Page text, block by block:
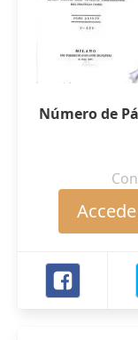
Número de